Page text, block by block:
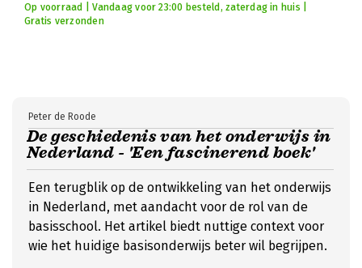
Op voorraad | Vandaag voor 23:00 besteld, zaterdag in huis |
Gratis verzonden
De geschiedenis van het onderwijs in
Nederland - 'Een fascinerend boek'
Peter de Roode
Een terugblik op de ontwikkeling van het onderwijs
in Nederland, met aandacht voor de rol van de
basisschool. Het artikel biedt nuttige context voor
wie het huidige basisonderwijs beter wil begrijpen.